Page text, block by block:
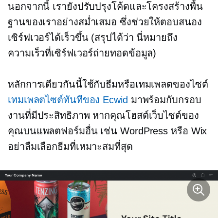
นอกจากนี้ เรายังปรับปรุงโค้ดและโครงสร้างพื้น
ฐานของเราอย่างสม่ำเสมอ ซึ่งช่วยให้ตอบสนอง
เซิร์ฟเวอร์ได้เร็วขึ้น (สรุปได้ว่า นี่หมายถึง
ความเร็วที่เซิร์ฟเวอร์ถ่ายทอดข้อมูล)
หลักการเดียวกันนี้ใช้กับธีมหรือเทมเพลตของไซต์
เทมเพลตไซต์ทันทีของ Ecwid มาพร้อมกับกรอบ
งานที่มีประสิทธิภาพ หากคุณโฮสต์เว็บไซต์ของ
คุณบนแพลตฟอร์มอื่น เช่น WordPress หรือ Wix
อย่าลืมเลือกธีมที่เหมาะสมที่สุด